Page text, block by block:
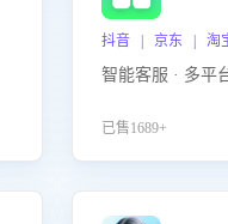
抖音 | 京东 | 淘
智能客服 · 多平
已售1689+